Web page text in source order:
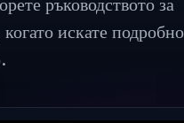
искате